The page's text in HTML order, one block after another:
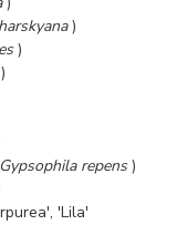
)
)
)
Gypsophila repens)
'Lila'